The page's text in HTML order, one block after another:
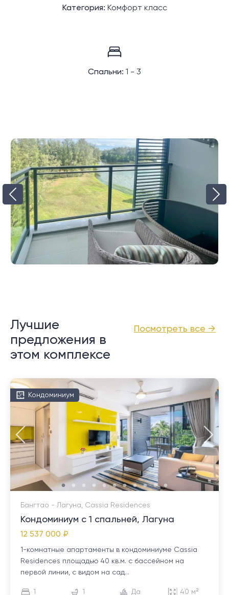
Категория: Комфорт класс
Спальни: 1 - 3
Посмотреть все →
Лучшие
предложения в
этом комплексе
Кондоминиум
Бангтао - Лагуна, Cassia Residences
Кондоминиум с 1 спальней, Лагуна
12 537 000 ₽
1-комнатные апартаменты в кондоминиуме Cassia
Residences площадью 40 кв.м. с бассейном на
первой линии, с видом на сад...
1 1 Да 40 м²